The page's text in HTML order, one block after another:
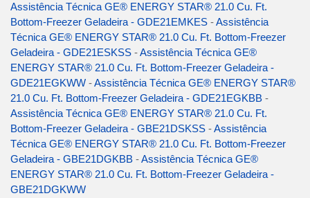
Assistência Técnica GE® ENERGY STAR® 21.0 Cu. Ft.
Bottom-Freezer Geladeira - GDE21EMKES -Assistência
Técnica GE® ENERGY STAR® 21.0 Cu. Ft. Bottom-Freezer
Geladeira - GDE21ESKSS -Assistência Técnica GE®
ENERGY STAR® 21.0 Cu. Ft. Bottom-Freezer Geladeira -
GDE21EGKWW -Assistência Técnica GE® ENERGY STAR®
21.0 Cu. Ft. Bottom-Freezer Geladeira - GDE21EGKBB -
Assistência Técnica GE® ENERGY STAR® 21.0 Cu. Ft.
Bottom-Freezer Geladeira - GBE21DSKSS -Assistência
Técnica GE® ENERGY STAR® 21.0 Cu. Ft. Bottom-Freezer
Geladeira - GBE21DGKBB -Assistência Técnica GE®
ENERGY STAR® 21.0 Cu. Ft. Bottom-Freezer Geladeira -
GBE21DGKWW